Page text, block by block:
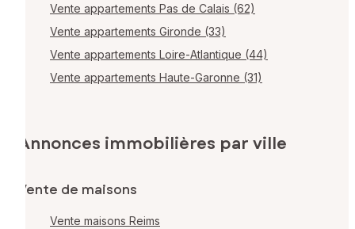
Vente appartements Pas de Calais (62)
Vente appartements Gironde (33)
Vente appartements Loire-Atlantique (44)
Vente appartements Haute-Garonne (31)
Annonces immobilières par ville
Vente de maisons
Vente maisons Reims